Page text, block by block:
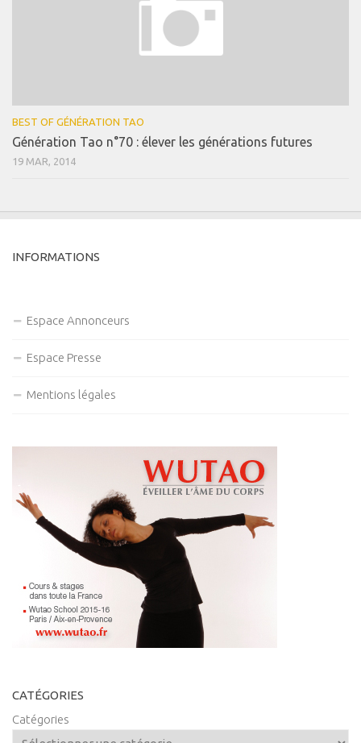
BEST OF GÉNÉRATION TAO
Génération Tao n°70 : élever les générations futures
19 MAR, 2014
INFORMATIONS
Espace Annonceurs
Espace Presse
Mentions légales
CATÉGORIES
Catégories